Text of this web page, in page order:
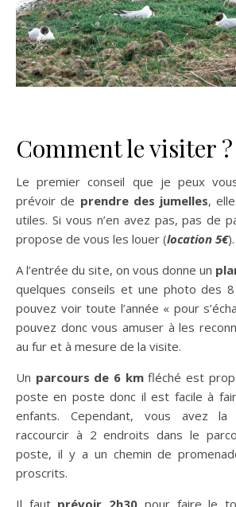
Comment le visiter ?
Le premier conseil que je peux
prévoir de prendre des jumelles,
utiles. Si vous n’en avez pas, pas de
propose de vous les louer (location 5€).
A l’entrée du site, on vous donne un
quelques conseils et une photo des
pouvez voir toute l’année « pour
pouvez donc vous amuser à les
au fur et à mesure de la visite.
Un parcours de 6 kmfléché est
poste en poste donc il est facile à
enfants. Cependant, vous avez
raccourcir à 2 endroits dans le
poste, il y a un chemin de
proscrits.
Il faut prévoir 2h30 pour faire le